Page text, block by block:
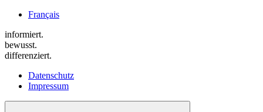
Français
informiert.
bewusst.
differenziert.
Datenschutz
Impressum